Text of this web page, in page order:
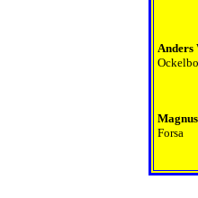
Anders
Ockelbo
Forsa